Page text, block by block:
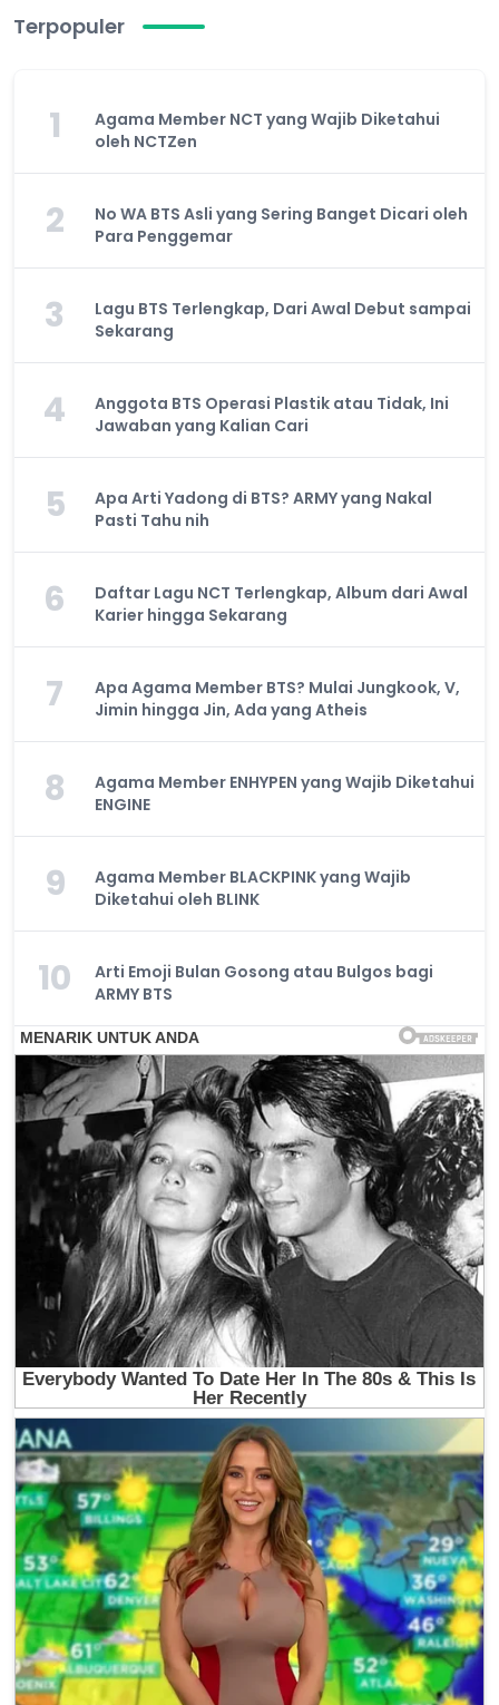
Terpopuler
1
Agama Member NCT yang Wajib Diketahui
oleh NCTZen
2
No WA BTS Asli yang Sering Banget Dicari oleh
Para Penggemar
3
Lagu BTS Terlengkap, Dari Awal Debut sampai
Sekarang
4
Anggota BTS Operasi Plastik atau Tidak, Ini
Jawaban yang Kalian Cari
5
Apa Arti Yadong di BTS? ARMY yang Nakal
Pasti Tahu nih
6
Daftar Lagu NCT Terlengkap, Album dari Awal
Karier hingga Sekarang
7
Apa Agama Member BTS? Mulai Jungkook, V,
Jimin hingga Jin, Ada yang Atheis
8
Agama Member ENHYPEN yang Wajib Diketahui
ENGINE
9
Agama Member BLACKPINK yang Wajib
Diketahui oleh BLINK
10
Arti Emoji Bulan Gosong atau Bulgos bagi
ARMY BTS